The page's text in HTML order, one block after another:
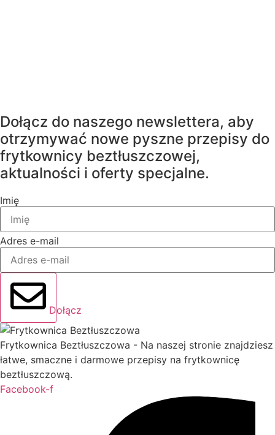
Dołącz do naszego newslettera, aby
otrzymywać nowe pyszne przepisy do
frytkownicy beztłuszczowej,
aktualności i oferty specjalne.
Imię
Adres e-mail
Dołącz
Frytkownica Beztłuszczowa - Na naszej stronie znajdziesz
łatwe, smaczne i darmowe przepisy na frytkownicę
beztłuszczową.
Facebook-f